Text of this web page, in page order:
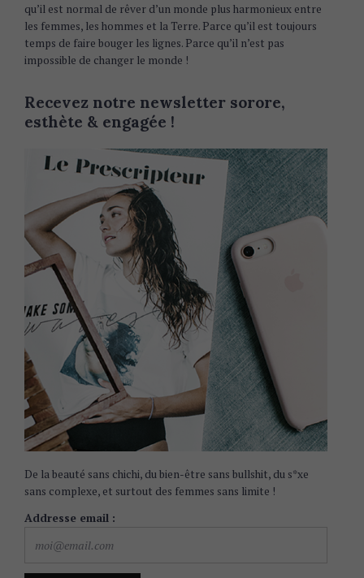
qu’il est normal de rêver d’un monde plus harmonieux entre
les femmes, les hommes et la Terre. Parce qu’il est toujours
temps de faire bouger les lignes. Parce qu’il n’est pas
impossible de changer le monde !
Recevez notre newsletter sorore,
esthète & engagée !
De la beauté sans chichi, du bien-être sans bullshit, du s*xe
sans complexe, et surtout des femmes sans limite !
Addresse email :